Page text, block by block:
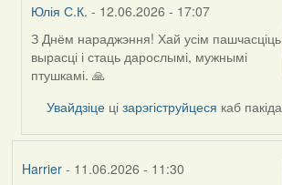
Юлія С.К. - 12.06.2026 - 17:07
In
reply
to
З Днём нараджэння! Хай усім пашчасціць
вырасці і стаць дарослымі, мужнымі
птушкамі. 🙏
Увайдзіце цізарэгіструйцеся каб
Harrier- 11.06.2026 - 11:30